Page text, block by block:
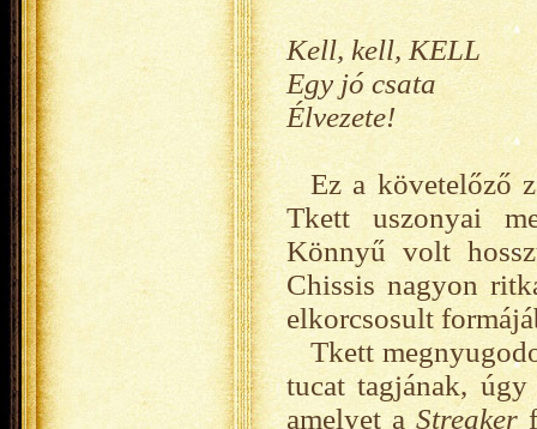
Kell, kell, KELL
Egy jó csata
Élvezete!
Ez a követelőző
Tkett uszonyai
Könnyű volt
Chissis nagyon
elkorcsosult
Tkett
tucat tagjának,
amelyet aStreaker